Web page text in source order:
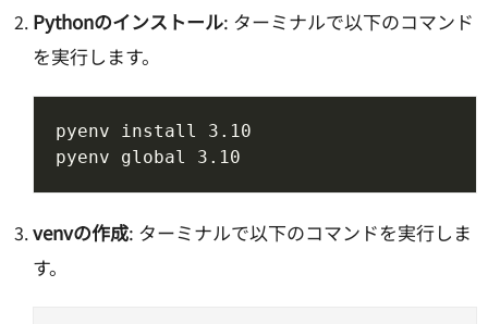
Pythonのインストール: ターミナルで以下のコマンド
を実行します。
venvの作成: ターミナルで以下のコマンドを実行しま
す。